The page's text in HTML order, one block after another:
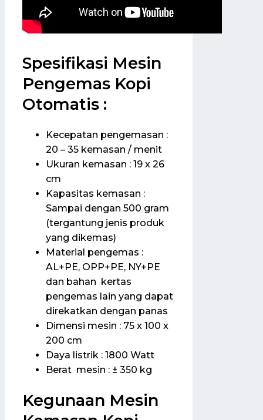
Spesifikasi Mesin
Pengemas Kopi
Otomatis :
Kecepatan pengemasan :
20 – 35 kemasan / menit
Ukuran kemasan : 19 x 26
cm
Kapasitas kemasan :
Sampai dengan 500 gram
(tergantung jenis produk
yang dikemas)
Material pengemas :
AL+PE, OPP+PE, NY+PE
dan bahan kertas
pengemas lain yang dapat
direkatkan dengan panas
Dimensi mesin : 75 x 100 x
200 cm
Daya listrik : 1800 Watt
Berat mesin : ± 350 kg
Kegunaan Mesin